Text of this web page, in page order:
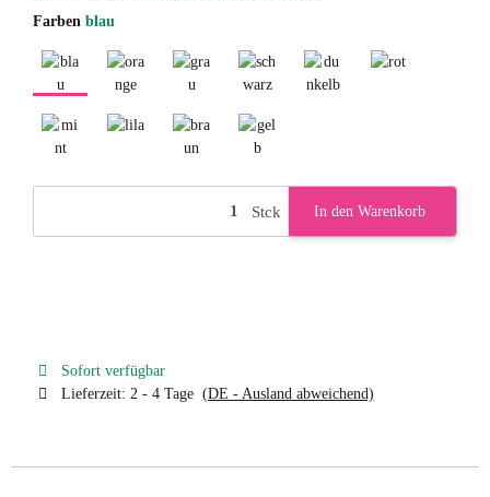
Farben blau
Stck In den Warenkorb
Sofort verfügbar
Lieferzeit: 2 - 4 Tage (DE - Ausland abweichend)